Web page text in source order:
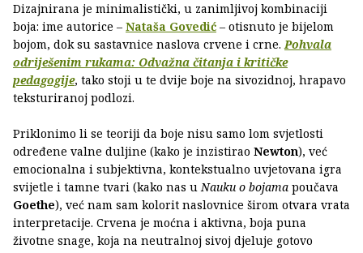
Dizajnirana je minimalistički, u zanimljivoj kombinaciji
boja: ime autorice – Nataša Govedić – otisnuto je bijelom
bojom, dok su sastavnice naslova crvene i crne.Pohvala
odriješenim rukama: Odvažna čitanja i kritičke
pedagogije, tako stoji u te dvije boje na sivozidnoj, hrapavo
teksturiranoj podlozi.
Priklonimo li se teoriji da boje nisu samo lom svjetlosti
određene valne duljine (kako je inzistirao Newton), već
emocionalna i subjektivna, kontekstualno uvjetovana igra
svijetle i tamne tvari (kako nas uNauku o bojama poučava
Goethe), već nam sam kolorit naslovnice širom otvara vrata
interpretacije. Crvena je moćna i aktivna, boja puna
životne snage, koja na neutralnoj sivoj djeluje gotovo